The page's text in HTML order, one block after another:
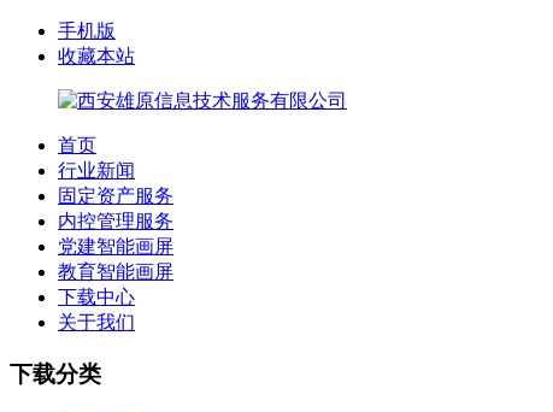
手机版
收藏本站
首页
行业新闻
固定资产服务
内控管理服务
党建智能画屏
教育智能画屏
下载中心
关于我们
下载分类